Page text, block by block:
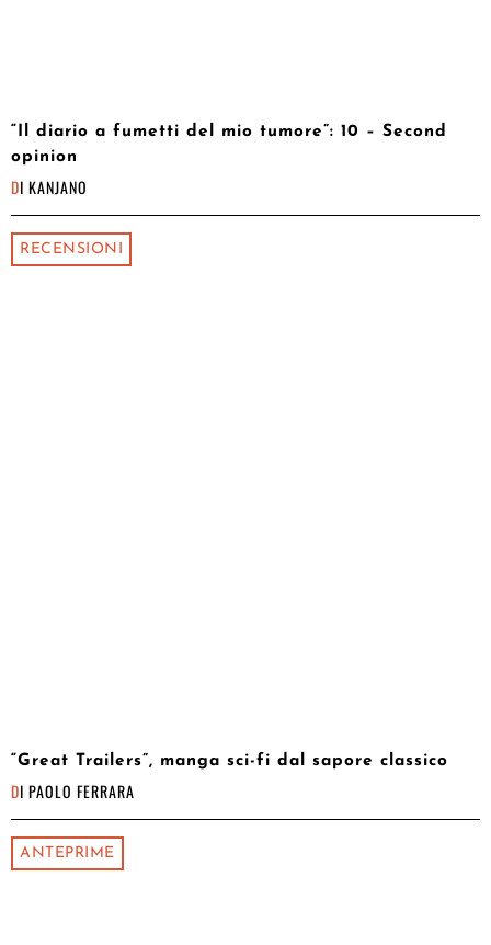
“Il diario a fumetti del mio tumore”: 10 – Second
opinion
DI KANJANO
RECENSIONI
“Great Trailers”, manga sci-fi dal sapore classico
DI PAOLO FERRARA
ANTEPRIME